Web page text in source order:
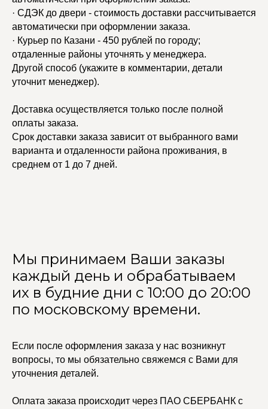
· СДЭК до двери - стоимость доставки рассчитывается
автоматически при оформлении заказа.
· Курьер по Казани - 450 рублей по городу;
отдаленные районы уточнять у менеджера.
Другой способ (укажите в комментарии, детали
уточнит менеджер).
Доставка осуществляется только после полной
оплаты заказа.
Срок доставки заказа зависит от выбранного вами
варианта и отдаленности района проживания, в
среднем от 1 до 7 дней.
Мы принимаем Ваши заказы
каждый день и обрабатываем
их в будние дни с 10:00 до 20:00
по московскому времени.
Если после оформления заказа у нас возникнут
вопросы, то мы обязательно свяжемся с Вами для
уточнения деталей.
Оплата заказа происходит через ПАО СБЕРБАНК с